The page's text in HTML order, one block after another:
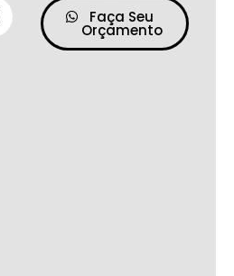
Faça Seu
Orçamento